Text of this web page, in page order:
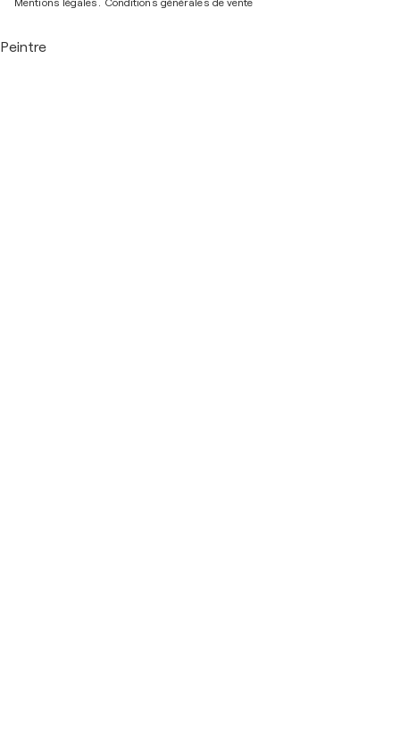
Mentions légales. Conditions générales de vente
Peintre